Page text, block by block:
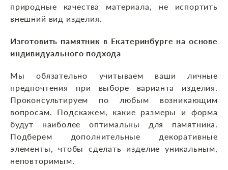
природные качества материала, не испортить
внешний вид изделия.
Изготовить памятник в Екатеринбурге на основе
индивидуального подхода
Мы обязательно учитываем ваши личные
предпочтения при выборе варианта изделия.
Проконсультируем по любым возникающим
вопросам. Подскажем, какие размеры и форма
будут наиболее оптимальны для памятника.
Подберем дополнительные декоративные
элементы, чтобы сделать изделие уникальным,
неповторимым.